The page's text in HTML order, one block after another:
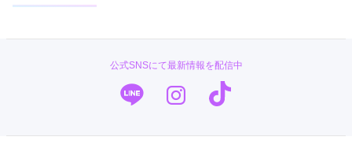
エレガント キュート クール
個性的振袖コーディネート特集
成人式レポート
振袖ブランド特集公式SNSにて最新情報を配信中